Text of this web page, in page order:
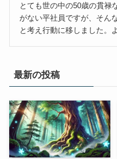
とても世の中の50歳の貫禄
がない平社員ですが、そん
と考え行動に移しました。
最新の投稿